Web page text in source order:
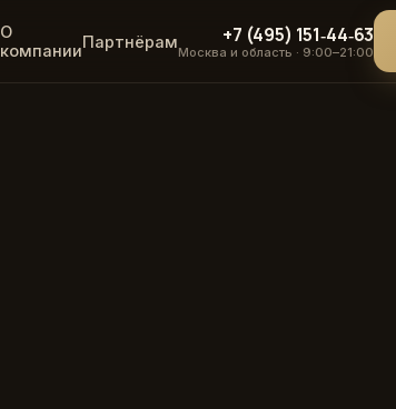
О
компанииПартнёрам +7 (495) 151‑44‑63
Москва и область · 9:00–21:00